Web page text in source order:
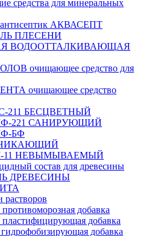
средства для минеральных
антисептик АКВАСЕПТ
ПЛЕСЕНИ
ВОДООТТАЛКИВАЮЩАЯ
очищающее средство для
очищающее средство
211 БЕСЦВЕТНЫЙ
221 САНИРУЮЩИЙ
БФ
11 НЕВЫМЫВАЕМЫЙ
состав для древесины
ДРЕВЕСИНЫ
растворов
добавка
добавка
добавка